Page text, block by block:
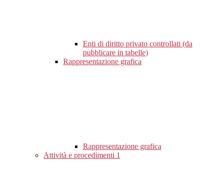
Enti di diritto privato controllati (da
pubblicare in tabelle)
Rappresentazione grafica
Rappresentazione grafica
Attività e procedimenti 1